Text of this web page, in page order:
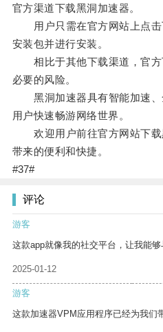
官方渠道下载黑洞加速器。
用户只需在官方网站上点击
安装包并进行安装。
相比于其他下载渠道，官方
必要的风险。
黑洞加速器具有智能加速、
用户快速畅游网络世界。
欢迎用户前往官方网站下载
带来的便利和快捷。
#37#
评论
游客
这款app就像我的社交平台，让我能够
2025-01-12
游客
这款加速器VPM应用程序已经为我们